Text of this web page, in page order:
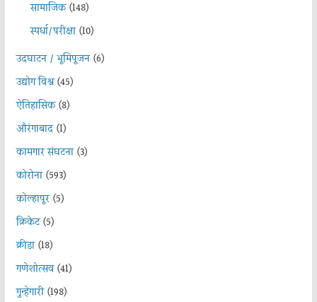
सामाजिक(148)
स्पर्धा/परीक्षा(10)
उदघाटन / भूमिपूजन(6)
उद्योग विश्व(45)
ऐतिहासिक(8)
औरंगाबाद(1)
कामगार संघटना(3)
कोरोना(593)
कोल्हापूर(5)
क्रिकेट(5)
क्रीडा(18)
गणेशोत्सव(41)
गुन्हेगारी(198)